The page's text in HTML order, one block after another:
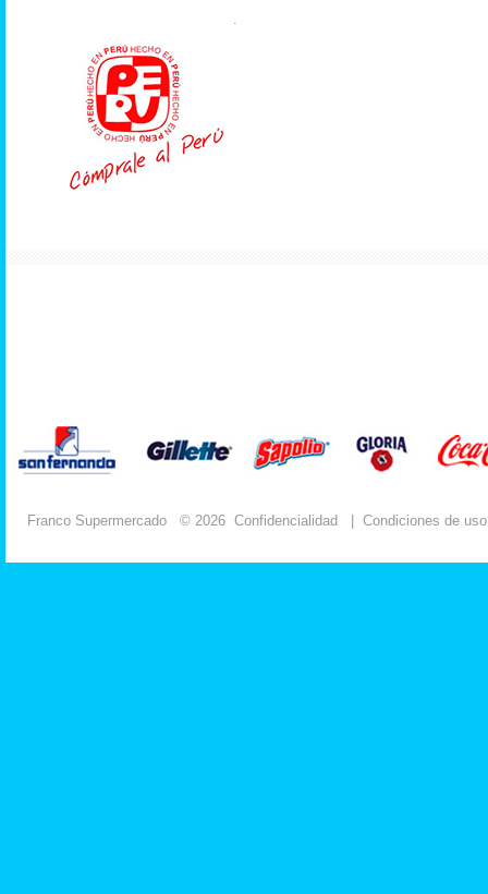
.
Franco Supermercado © 2026 Confidencialidad Condiciones de uso